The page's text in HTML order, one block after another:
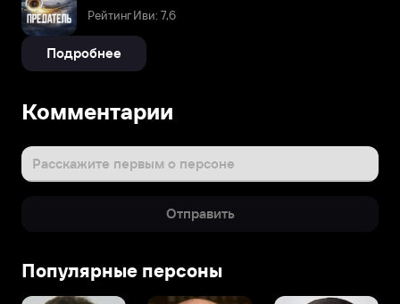
Рейтинг Иви: 7,6
Подробнее
Комментарии
Расскажите первым о персоне
Отправить
Популярные персоны